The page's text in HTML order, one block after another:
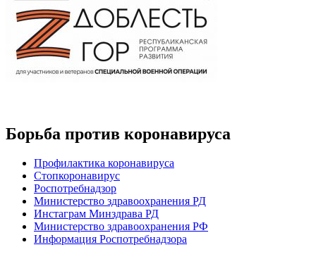
Борьба против коронавируса
Профилактика коронавируса
Стопкоронавирус
Роспотребнадзор
Министерство здравоохранения РД
Инстаграм Минздрава РД
Министерство здравоохранения РФ
Информация Роспотребнадзора